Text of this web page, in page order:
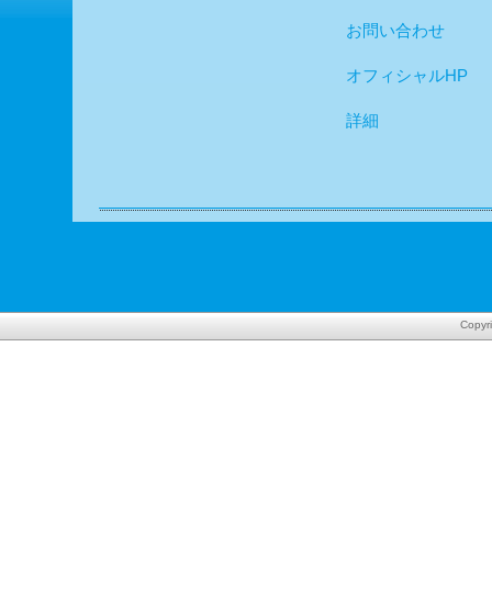
お問い合わせ
オフィシャルHP
詳細